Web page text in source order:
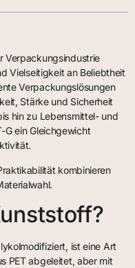
Verpackungsindustrie
Vielseitigkeit an Beliebtheit
Verpackungslösungen
Stärke und Sicherheit
hin zu Lebensmittel- und
G ein Gleichgewicht
kombinieren
ist eine Art
PET abgeleitet, aber mit